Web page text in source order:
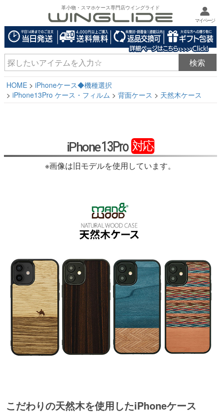
革小物・スマホケース専門店ウイングライド
マイページ
HOME
iPhoneケース◆機種選択
iPhone13Pro ケース・フィルム
背面ケース 天然木ケース
iPhone13Pro 対応
※画像は旧モデルを使用しています。
こだわりの天然木を使用したiPhoneケース